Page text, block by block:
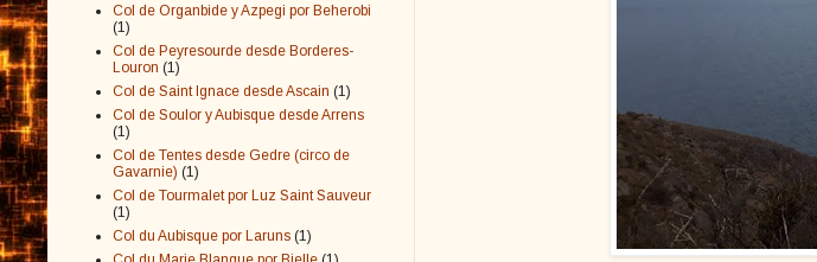
Col de Organbide y Azpegi por Beherobi
(1)
Col de Peyresourde desde Borderes-
Louron (1)
Col de Saint Ignace desde Ascain (1)
Col de Soulor y Aubisque desde Arrens
(1)
Col de Tentes desde Gedre (circo de
Gavarnie) (1)
Col de Tourmalet por Luz Saint Sauveur
(1)
Col du Aubisque por Laruns (1)